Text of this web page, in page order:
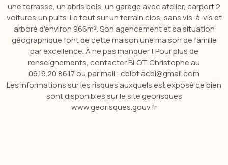
une terrasse, un abris bois, un garage avec atelier, carport 2
voitures,un puits.Le tout sur un terrain clos, sans vis-à-vis et
arboré d'environ 966m².Son agencement et sa situation
géographique font de cette maison une maison de famille
par excellence.À ne pas manquer ! Pour plus de
renseignements, contacter BLOT Christophe au
06.19.20.86.17 ou par mail ; cblot.acbi@gmail.com
Les informations sur les risques auxquels est exposé ce bien
sont disponibles sur le site georisques
www.georisques.gouv.fr